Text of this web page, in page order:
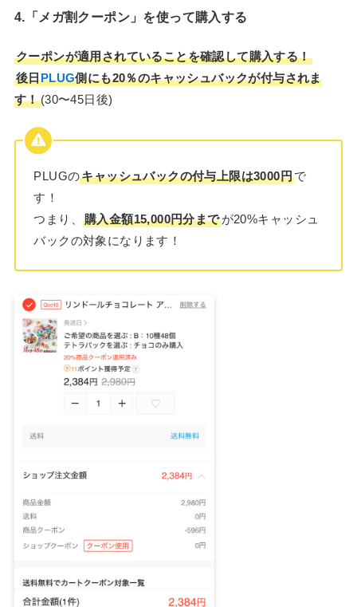
4.「メガ割クーポン」を使って購入する
クーポンが適用されていることを確認して購入する！
後日PLUG側にも20％のキャッシュバックが付与されま
す！(30〜45日後)
PLUGのキャッシュバックの付与上限は3000円で
す！
つまり、購入金額15,000円分までが20%キャッシュ
バックの対象になります！